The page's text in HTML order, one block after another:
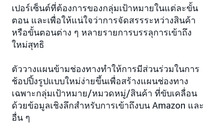
เปอร์เซ็นต์ที่ต้องการของกลุ่มเป้าหมายในแต่ละขั้น
ตอน และเพื่อให้แน่ใจว่าการจัดสรรระหว่างสินค้า
หรือขั้นตอนต่าง ๆ หลายรายการบรรลุการเข้าถึง
ใหม่สุทธิ
ตัววางแผนข้ามช่องทางทำให้การมีส่วนร่วมในการ
ช้อปปิ้งรูปแบบใหม่ง่ายขึ้นเพื่อสร้างแผนช่องทาง
เฉพาะกลุ่มเป้าหมาย/หมวดหมู่/สินค้า ที่ขับเคลื่อน
ด้วยข้อมูลเชิงลึกสำหรับการเข้าถึงบน Amazon และ
อื่น ๆ